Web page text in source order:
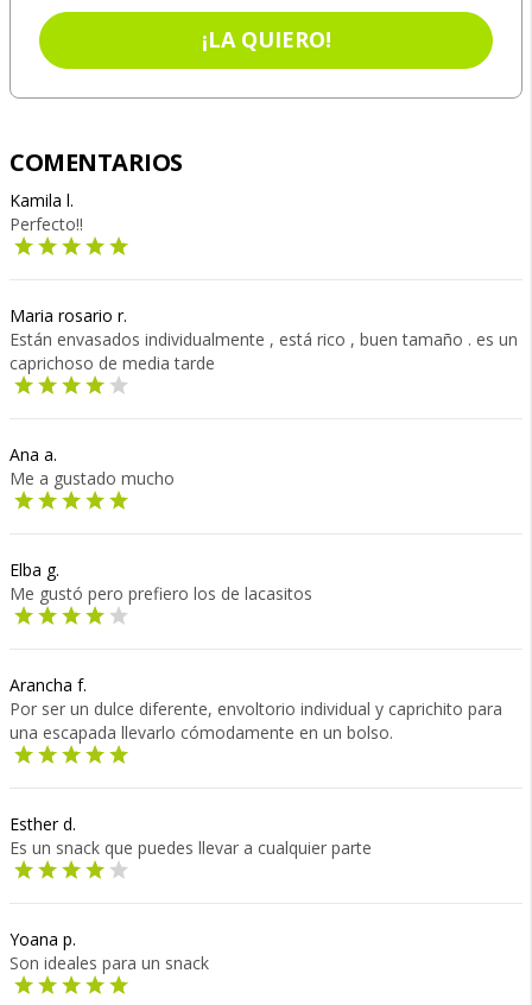
¡LA QUIERO!
COMENTARIOS
Kamila l.
Perfecto!!
Maria rosario r.
Están envasados individualmente , está rico , buen tamaño . es un
caprichoso de media tarde
Ana a.
Me a gustado mucho
Elba g.
Me gustó pero prefiero los de lacasitos
Arancha f.
Por ser un dulce diferente, envoltorio individual y caprichito para
una escapada llevarlo cómodamente en un bolso.
Esther d.
Es un snack que puedes llevar a cualquier parte
Yoana p.
Son ideales para un snack